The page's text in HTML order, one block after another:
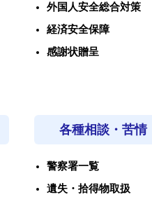
外国人安全総合対策
経済安全保障
感謝状贈呈
各種相談・苦情
警察署一覧
遺失・拾得物取扱